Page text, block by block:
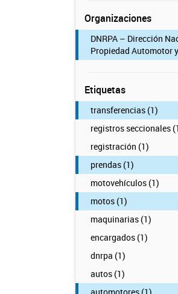
Organizaciones
DNRPA – Dirección
Propiedad Automotor
Etiquetas
transferencias (1)
registros seccionales
registración (1)
prendas (1)
motovehículos (1)
motos (1)
maquinarias (1)
encargados (1)
dnrpa (1)
autos (1)